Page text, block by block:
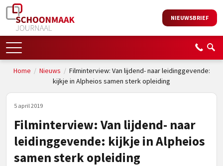
NIEUWSBRIEF
Home / Nieuws / Filminterview: Van lijdend- naar leidinggevende:
kijkje in Alpheios samen sterk opleiding
5 april 2019
Filminterview: Van lijdend- naar
leidinggevende: kijkje in Alpheios
samen sterk opleiding